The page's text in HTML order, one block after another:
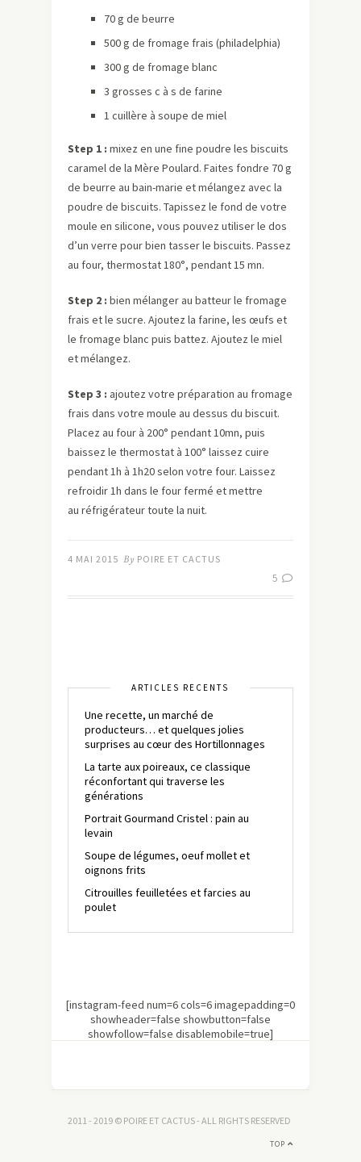
70 g de beurre
500 g de fromage frais (philadelphia)
300 g de fromage blanc
3 grosses c à s de farine
1 cuillère à soupe de miel
Step 1 : mixez en une fine poudre les biscuits
caramel de la Mère Poulard. Faites fondre 70 g
de beurre au bain-marie et mélangez avec la
poudre de biscuits. Tapissez le fond de votre
moule en silicone, vous pouvez utiliser le dos
d’un verre pour bien tasser le biscuits. Passez
au four, thermostat 180°, pendant 15 mn.
Step 2 : bien mélanger au batteur le fromage
frais et le sucre. Ajoutez la farine, les œufs et
le fromage blanc puis battez. Ajoutez le miel
et mélangez.
Step 3 : ajoutez votre préparation au fromage
frais dans votre moule au dessus du biscuit.
Placez au four à 200° pendant 10mn, puis
baissez le thermostat à 100° laissez cuire
pendant 1h à 1h20 selon votre four. Laissez
refroidir 1h dans le four fermé et mettre
au réfrigérateur toute la nuit.
4 MAI 2015 By POIRE ET CACTUS
5
ARTICLES RÉCENTS
Une recette, un marché de
producteurs… et quelques jolies
surprises au cœur des Hortillonnages
La tarte aux poireaux, ce classique
réconfortant qui traverse les
générations
Portrait Gourmand Cristel : pain au
levain
Soupe de légumes, oeuf mollet et
oignons frits
Citrouilles feuilletées et farcies au
poulet
[instagram-feed num=6 cols=6 imagepadding=0
showheader=false showbutton=false
showfollow=false disablemobile=true]
2011 - 2019 © POIRE ET CACTUS - ALL RIGHTS RESERVED
TOP